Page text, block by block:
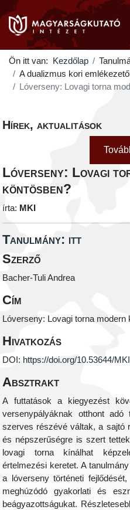
Ön itt van: Kezdőlap
A dualizmus kori
Lóverseny: Lovagi torna
Hírek, aktualitások
Lóverseny: Lovagi
köntösben?
írta: MKI
Tanulmány: itt
Szerző
Bacher-Tuli Andrea
Cím
Lóverseny: Lovagi torna modern
Hivatkozás
DOI: https://doi.org/10.53644/
Absztrakt
A futtatások a kiegyezést
versenypályáknak otthont adó
szerves részévé váltak, a sajtó
és népszerűségre is szert
lovagi torna kínálhat
értelmezési keretet. A
a lóverseny történeti
meghúzódó gyakorlati és
beágyazottságukat.